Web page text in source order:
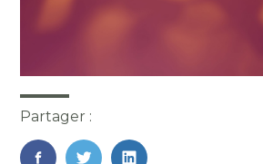
Partager :